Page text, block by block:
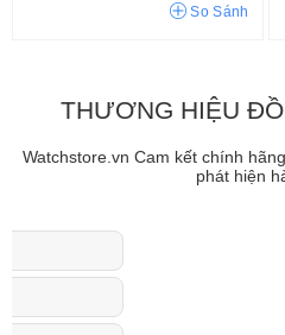
So Sánh
THƯƠNG HIỆU
Watchstore.vn Cam kết chính
phát hiện